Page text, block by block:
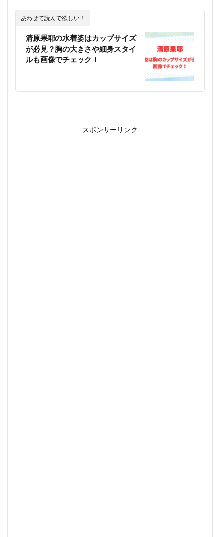
あわせて読んで欲しい！
清原果耶の水着姿はカップサイズ
が必見？胸の大きさや細身スタイ
ルも画像でチェック！
スポンサーリンク